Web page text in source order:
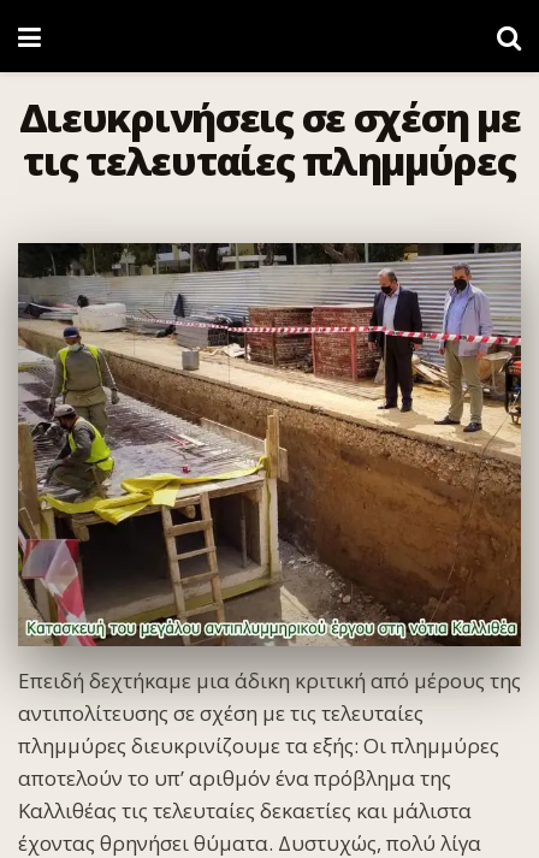
Διευκρινήσεις σε σχέση με
τις τελευταίες πλημμύρες
Επειδή δεχτήκαμε μια άδικη κριτική από μέρους της
αντιπολίτευσης σε σχέση με τις τελευταίες
πλημμύρες διευκρινίζουμε τα εξής: Οι πλημμύρες
αποτελούν το υπ’ αριθμόν ένα πρόβλημα της
Καλλιθέας τις τελευταίες δεκαετίες και μάλιστα
έχοντας θρηνήσει θύματα. Δυστυχώς, πολύ λίγα